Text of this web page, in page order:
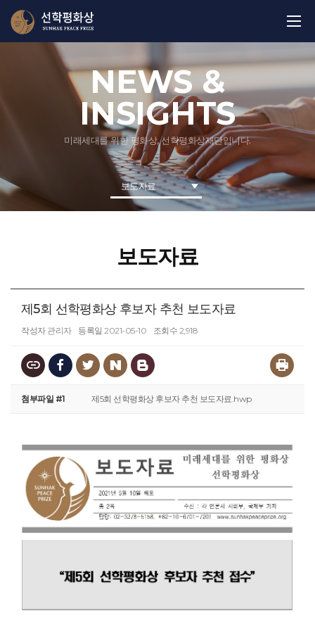
NEWS &
INSIGHTS
미래세대를 위한 평화상, 선학평화상재단입니다.
보도자료
보도자료
제5회 선학평화상 후보자 추천 보도자료
작성자 관리자 등록일 2021-05-10 조회수 2,918
첨부파일 #1 제5회 선학평화상 후보자 추천 보도자료.hwp